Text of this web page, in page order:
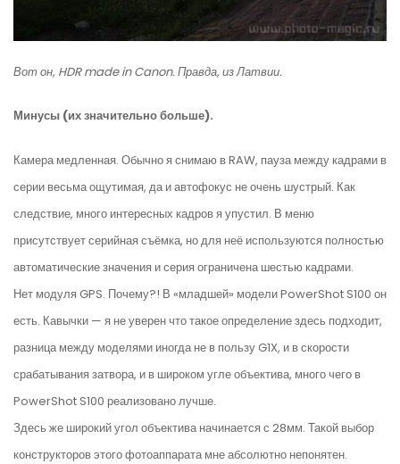
Вот он, HDR made in Canon. Правда, из Латвии.
Минусы (их значительно больше).
Камера медленная. Обычно я снимаю в RAW, пауза между кадрами в
серии весьма ощутимая, да и автофокус не очень шустрый. Как
следствие, много интересных кадров я упустил. В меню
присутствует серийная съёмка, но для неё используются полностью
автоматические значения и серия ограничена шестью кадрами.
Нет модуля GPS. Почему?! В «младшей» модели PowerShot S100 он
есть. Кавычки — я не уверен что такое определение здесь подходит,
разница между моделями иногда не в пользу G1X, и в скорости
срабатывания затвора, и в широком угле объектива, много чего в
PowerShot S100 реализовано лучше.
Здесь же широкий угол объектива начинается с 28мм. Такой выбор
конструкторов этого фотоаппарата мне абсолютно непонятен.